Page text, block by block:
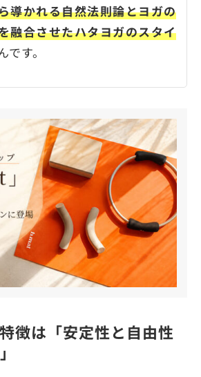
導かれる自然法則論とヨガの
融合させたハタヨガのスタイ
です。
徴は「安定性と自由性